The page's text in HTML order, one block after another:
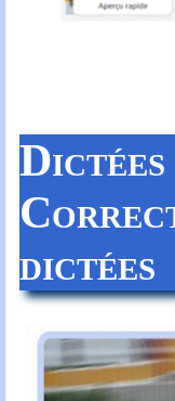
Dictées
dictées